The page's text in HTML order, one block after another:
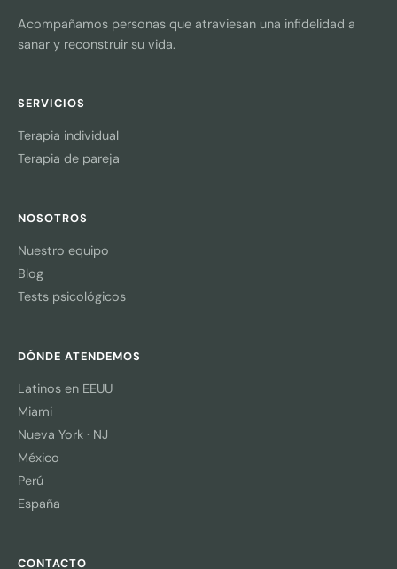
Acompañamos personas que atraviesan una infidelidad a
sanar y reconstruir su vida.
SERVICIOS
Terapia individual
Terapia de pareja
NOSOTROS
Nuestro equipo
Blog
Tests psicológicos
DÓNDE ATENDEMOS
Latinos en EEUU
Miami
Nueva York · NJ
México
Perú
España
CONTACTO